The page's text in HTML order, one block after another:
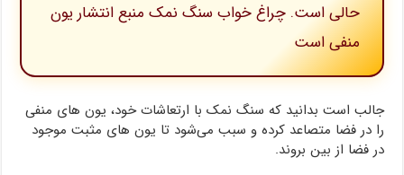
حالی است. چراغ خواب سنگ نمک منبع انتشار یون
منفی است
جالب است بدانید که سنگ نمک با ارتعاشات خود، یون های منفی
را در فضا متصاعد کرده و سبب می‌شود تا یون های مثبت موجود
در فضا از بین بروند.